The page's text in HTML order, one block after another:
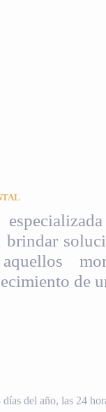
brindar
de
del año, las 24